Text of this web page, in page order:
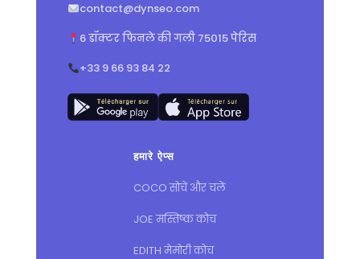
contact@dynseo.com
6 डॉक्टर फिनले की गली 75015 पेरिस
+33 9 66 93 84 22
हमारे ऐप्स
COCO सोचें और चलें
JOE मस्तिष्क कोच
EDITH मेमोरी कोच